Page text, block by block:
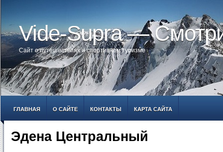
Vide-Supra —
Сайт о путешествиях и спортивном туризме
ГЛАВНАЯ О САЙТЕ КОНТАКТЫ КАРТА САЙТА
Эдена Центральный